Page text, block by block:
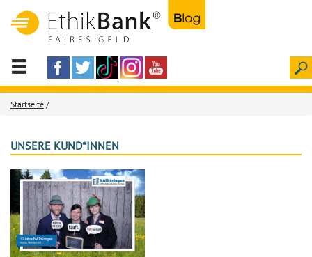
Startseite /
UNSERE KUND*INNEN